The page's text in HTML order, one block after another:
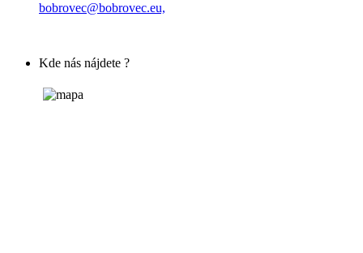
bobrovec@bobrovec.eu,
Kde nás nájdete ?